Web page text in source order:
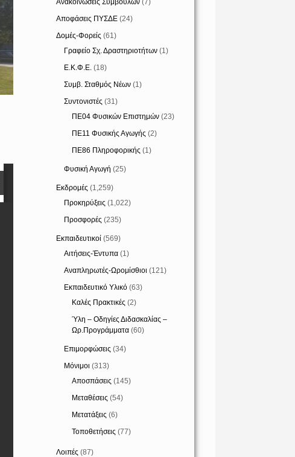
Ανακοινώσεις Συμβούλων (7)
Αποφάσεις ΠΥΣΔΕ (24)
Δομές-Φορείς (61)
Γραφείο Σχ. Δραστηριοτήτων (1)
Ε.Κ.Φ.Ε. (18)
Συμβ. Σταθμός Νέων (1)
Συντονιστές (31)
ΠΕ04 Φυσικών Επιστημών (23)
ΠΕ11 Φυσικής Αγωγής (2)
ΠΕ86 Πληροφορικής (1)
Φυσική Αγωγή (25)
Εκδρομές (1,259)
Προκηρύξεις (1,022)
Προσφορές (235)
Εκπαιδευτικοί (569)
Αιτήσεις-Έντυπα (1)
Αναπληρωτές-Ωρομίσθιοι (121)
Εκπαιδευτικό Υλικό (63)
Καλές Πρακτικές (2)
Ύλη – Οδηγίες Διδασκαλίας –
Ωρ.Προγράμματα (60)
Επιμορφώσεις (34)
Μόνιμοι (313)
Αποσπάσεις (145)
Μεταθέσεις (54)
Μετατάξεις (6)
Τοποθετήσεις (77)
Λοιπές (87)